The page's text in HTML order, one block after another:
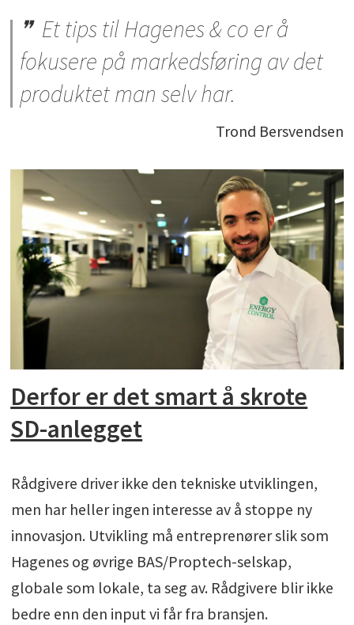
Et tips til Hagenes & co er å
fokusere på markedsføring av det
produktet man selv har.
Trond Bersvendsen
Derfor er det smart å skrote
SD-anlegget
Rådgivere driver ikke den tekniske utviklingen,
men har heller ingen interesse av å stoppe ny
innovasjon. Utvikling må entreprenører slik som
Hagenes og øvrige BAS/Proptech-selskap,
globale som lokale, ta seg av. Rådgivere blir ikke
bedre enn den input vi får fra bransjen.